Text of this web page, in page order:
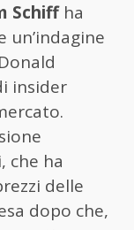
Schiffha
un’indagine
insider
che ha
delle
dopo che,